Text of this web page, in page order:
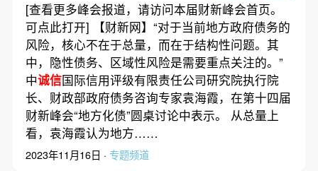
[查看更多峰会报道，请访问本届财新峰会首页。
可点此打开] 【财新网】“对于当前地方政府债务的
风险，核心不在于总量，而在于结构性问题。其
中，隐性债务、区域性风险是需要重点关注的。”
中诚信国际信用评级有限责任公司研究院执行院
长、财政部政府债务咨询专家袁海霞，在第十四届
财新峰会“地方化债”圆桌讨论中表示。 从总量上
看，袁海霞认为地方……
2023年11月16日 · 专题频道